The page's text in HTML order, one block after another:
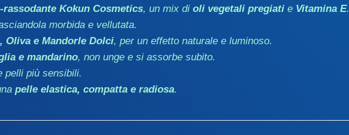
Kokun Cosmetics, un mix di oli vegetali pregiati e Vitamina E.
morbida e vellutata.
Oliva e Mandorle Dolci, per un effetto naturale e luminoso.
e mandarino, non unge e si assorbe subito.
pelli più sensibili.
pelle elastica, compatta e radiosa.